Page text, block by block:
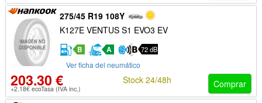
275/45 R19 108Y
K127E VENTUS S1 EVO3 EV
B A 72 dB
Ver ficha del neumático
203.30 €
+2.18€ ecoTasa (IVA inc.) Comprar
Stock 24/48h